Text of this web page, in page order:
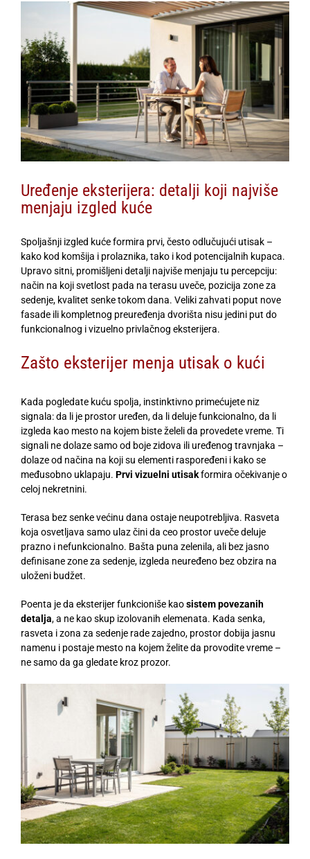
Image
Uređenje eksterijera: detalji koji najviše
menjaju izgled kuće
Spoljašnji izgled kuće formira prvi, često odlučujući utisak –
kako kod komšija i prolaznika, tako i kod potencijalnih kupaca.
Upravo sitni, promišljeni detalji najviše menjaju tu percepciju:
način na koji svetlost pada na terasu uveče, pozicija zone za
sedenje, kvalitet senke tokom dana. Veliki zahvati poput nove
fasade ili kompletnog preuređenja dvorišta nisu jedini put do
funkcionalnog i vizuelno privlačnog eksterijera.
Zašto eksterijer menja utisak o kući
Kada pogledate kuću spolja, instinktivno primećujete niz
signala: da li je prostor uređen, da li deluje funkcionalno, da li
izgleda kao mesto na kojem biste želeli da provedete vreme. Ti
signali ne dolaze samo od boje zidova ili uređenog travnjaka –
dolaze od načina na koji su elementi raspoređeni i kako se
međusobno uklapaju. Prvi vizuelni utisakformira očekivanje o
celoj nekretnini.
Terasa bez senke većinu dana ostaje neupotrebljiva. Rasveta
koja osvetljava samo ulaz čini da ceo prostor uveče deluje
prazno i nefunkcionalno. Bašta puna zelenila, ali bez jasno
definisane zone za sedenje, izgleda neuređeno bez obzira na
uloženi budžet.
Poenta je da eksterijer funkcioniše kaosistem povezanih
detalja, a ne kao skup izolovanih elemenata. Kada senka,
rasveta i zona za sedenje rade zajedno, prostor dobija jasnu
namenu i postaje mesto na kojem želite da provodite vreme –
ne samo da ga gledate kroz prozor.